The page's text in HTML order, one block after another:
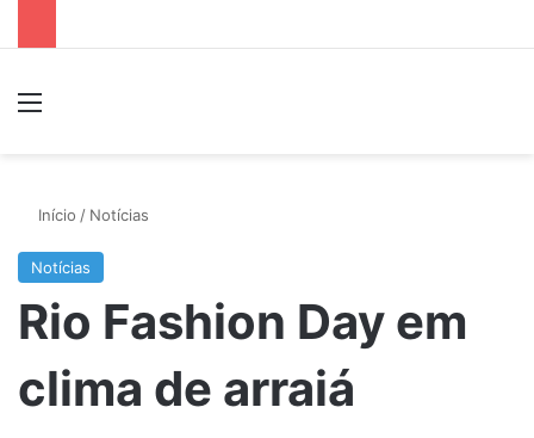
Início / Notícias
Notícias
Rio Fashion Day em
clima de arraiá